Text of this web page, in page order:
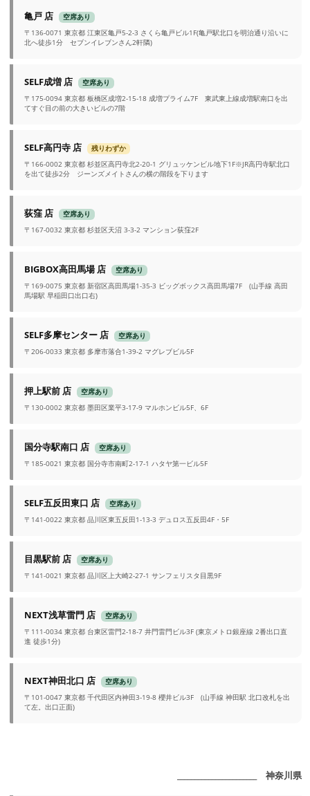
亀戸 店
空席あり
〒136-0071 東京都 江東区亀戸5-2-3 さくら亀戸ビル1F(亀戸駅北口を明治通り沿いに
北へ徒歩1分 セブンイレブンさん2軒隣)
SELF成増 店
空席あり
〒175-0094 東京都 板橋区成増2-15-18 成増プライム7F 東武東上線成増駅南口を出
てすぐ目の前の大きいビルの7階
SELF高円寺 店
残りわずか
〒166-0002 東京都 杉並区高円寺北2-20-1 グリュッケンビル地下1F※JR高円寺駅北口
を出て徒歩2分 ジーンズメイトさんの横の階段を下ります
荻窪 店
空席あり
〒167-0032 東京都 杉並区天沼 3-3-2 マンション荻窪2F
BIGBOX高田馬場 店
空席あり
〒169-0075 東京都 新宿区高田馬場1-35-3 ビッグボックス高田馬場7F (山手線 高田
馬場駅 早稲田口出口右)
SELF多摩センター 店
空席あり
〒206-0033 東京都 多摩市落合1-39-2 マグレブビル5F
押上駅前 店
空席あり
〒130-0002 東京都 墨田区業平3-17-9 マルホンビル5F、6F
国分寺駅南口 店
空席あり
〒185-0021 東京都 国分寺市南町2-17-1 ハタヤ第一ビル5F
SELF五反田東口 店
空席あり
〒141-0022 東京都 品川区東五反田1-13-3 デュロス五反田4F・5F
目黒駅前 店
空席あり
〒141-0021 東京都 品川区上大崎2-27-1 サンフェリスタ目黒9F
NEXT浅草雷門 店
空席あり
〒111-0034 東京都 台東区雷門2-18-7 井門雷門ビル3F (東京メトロ銀座線 2番出口直
進 徒歩1分)
NEXT神田北口 店
空席あり
〒101-0047 東京都 千代田区内神田3-19-8 櫻井ビル3F (山手線 神田駅 北口改札を出
て左。出口正面)
_______________________ 神奈川県